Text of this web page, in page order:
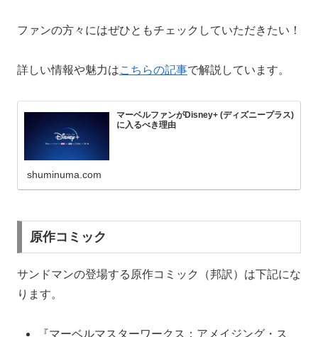
ファンの方々にはぜひともチェックしていただきたい！
詳しい情報や魅力はこちらの記事で解説しています。
マーベルファンがDisney+ (ディズニープラス)
に入るべき理由
shuminuma.com
原作コミック
サンドマンの登場する原作コミック（邦訳）は下記にな
ります。
『マーベルマスターワークス：アメイジング・ス